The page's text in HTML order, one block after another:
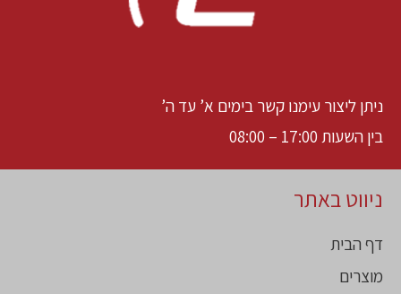
ניתן ליצור עימנו קשר בימים א’ עד ה’
בין השעות 17:00 – 08:00
ניווט באתר
דף הבית
מוצרים